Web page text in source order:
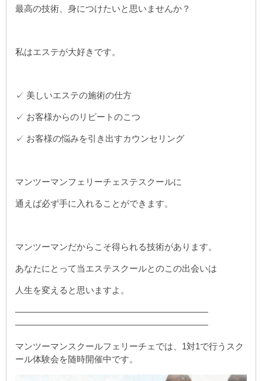
最高の技術、身につけたいと思いませんか？
私はエステが大好きです。
✓ 美しいエステの施術の仕方
✓ お客様からのリピートのこつ
✓ お客様の悩みを引き出すカウンセリング
マンツーマンフェリーチェステスクールに
通えば必ず手に入れることができます。
マンツーマンだからこそ得られる技術があります。
あなたにとって当エステスクールとのこの出会いは
人生を変えると思いますよ。
——————————————————————
——————————————————————
マンツーマンスクールフェリーチェでは、1対1で行うスク
ール体験会を随時開催中です。